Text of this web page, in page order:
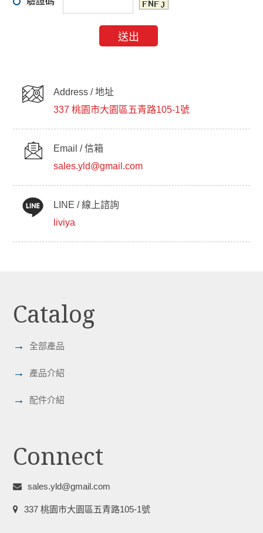
Address / 地址
337 桃園市大園區五青路105-1號
Email / 信箱
sales.yld@gmail.com
LINE / 線上諮詢
liviya
Catalog
→ 全部產品
→ 產品介紹
→ 配件介紹
Connect
sales.yld@gmail.com
337 桃園市大園區五青路105-1號